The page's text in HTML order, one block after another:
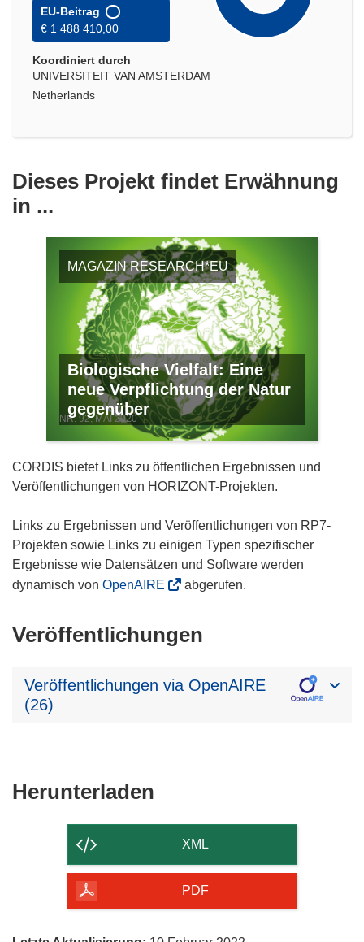
EU-Beitrag
€ 1 488 410,00
Koordiniert durch
UNIVERSITEIT VAN AMSTERDAM
Netherlands
Dieses Projekt findet Erwähnung
in ...
MAGAZIN RESEARCH*EU
Biologische Vielfalt: Eine
neue Verpflichtung der Natur
gegenüber
NR. 92, MAI 2020
CORDIS bietet Links zu öffentlichen Ergebnissen und
Veröffentlichungen von HORIZONT-Projekten.
Links zu Ergebnissen und Veröffentlichungen von RP7-
Projekten sowie Links zu einigen Typen spezifischer
Ergebnisse wie Datensätzen und Software werden
dynamisch von OpenAIRE abgerufen.
Veröffentlichungen
Veröffentlichungen via OpenAIRE
(26)
Herunterladen
der
Seite
herunterladen
XML
PDF